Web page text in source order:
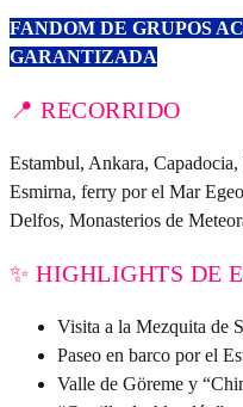
FANDOM DE GRUPOS
GARANTIZADA
📍 RECORRIDO
Estambul, Ankara,
Esmirna, ferry por el Mar
Delfos, Monasterios de
✨ HIGHLIGHTS DE
Visita a la Mezquita de
Paseo en barco por el
Valle de Göreme y